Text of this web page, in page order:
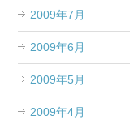
2009年7月
2009年6月
2009年5月
2009年4月